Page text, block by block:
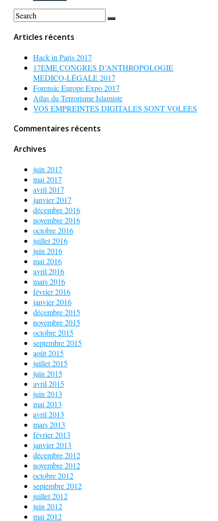
Articles récents
Hack in Paris 2017
17EME CONGRES D’ANTHROPOLOGIE
MEDICO-LÉGALE 2017
Forensic Europe Expo 2017
Atlas du Terrorisme Islamiste
VOS EMPREINTES DIGITALES SONT VOLEES
Commentaires récents
Archives
juin 2017
mai 2017
avril 2017
janvier 2017
décembre 2016
novembre 2016
octobre 2016
juillet 2016
juin 2016
mai 2016
avril 2016
mars 2016
février 2016
janvier 2016
décembre 2015
novembre 2015
octobre 2015
septembre 2015
août 2015
juillet 2015
juin 2015
avril 2015
juin 2013
mai 2013
avril 2013
mars 2013
février 2013
janvier 2013
décembre 2012
novembre 2012
octobre 2012
septembre 2012
juillet 2012
juin 2012
mai 2012